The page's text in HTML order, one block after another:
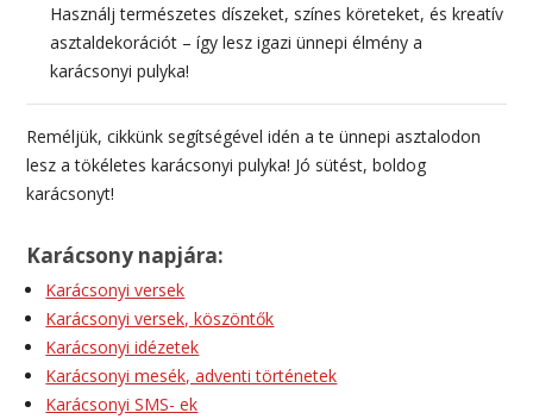
Használj természetes díszeket, színes köreteket, és kreatív
asztaldekorációt – így lesz igazi ünnepi élmény a
karácsonyi pulyka!
Reméljük, cikkünk segítségével idén a te ünnepi asztalodon
lesz a tökéletes karácsonyi pulyka! Jó sütést, boldog
karácsonyt!
Karácsony napjára:
Karácsonyi versek
Karácsonyi versek, köszöntők
Karácsonyi idézetek
Karácsonyi mesék, adventi történetek
Karácsonyi SMS- ek